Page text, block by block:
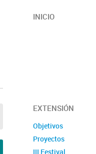
INICIO
EXTENSIÓN
Objetivos
Proyectos
III Festival